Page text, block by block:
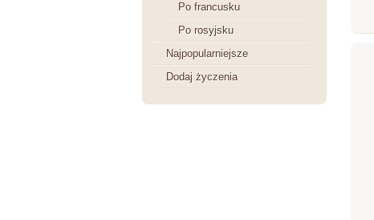
Po francusku
Po rosyjsku
Najpopularniejsze
Dodaj życzenia